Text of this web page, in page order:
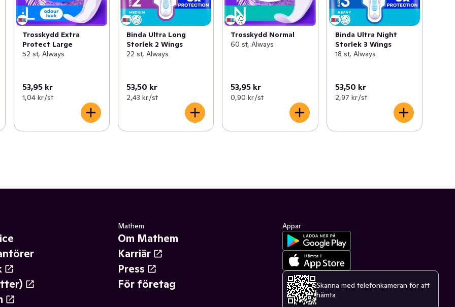
Trosskydd Extra
Protect Large
52 st, Always
53,95 kr
1,04 kr /st
Binda Ultra Long
Storlek 2 Wings
22 st, Always
53,50 kr
2,43 kr /st
Trosskydd Normal
60 st, Always
53,95 kr
0,90 kr /st
Binda Ultra Night
Storlek 3 Wings
18 st, Always
53,50 kr
2,97 kr /st
Mathem
Om Mathem
Karriär
Press
För företag
Appar
Skanna med telefonkameran för att
hämta